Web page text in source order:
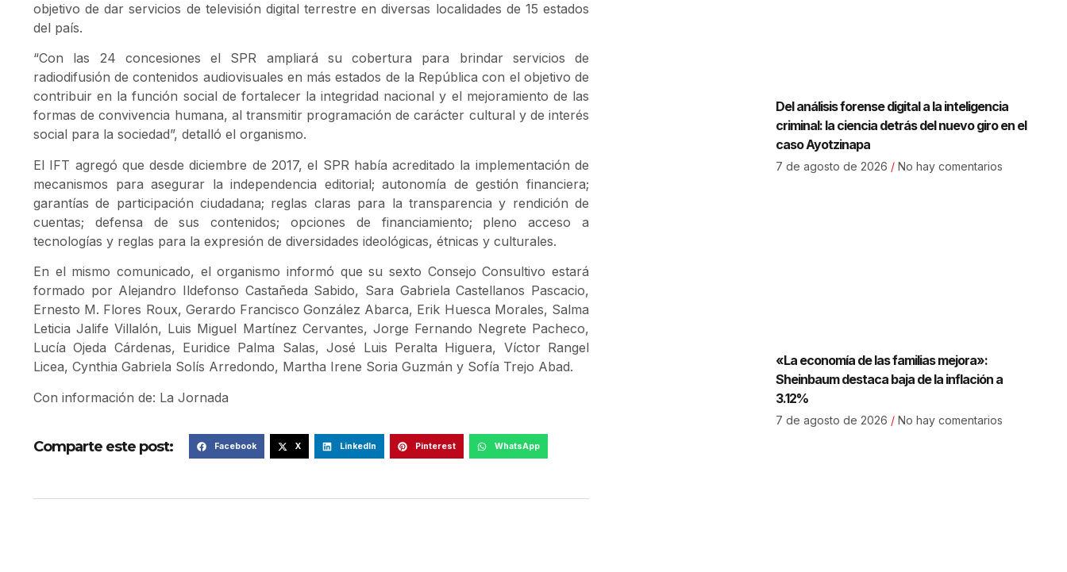
objetivo de dar servicios de televisión digital terrestre en diversas localidades de 15 estados
del país.
“Con las 24 concesiones el SPR ampliará su cobertura para brindar servicios de
radiodifusión de contenidos audiovisuales en más estados de la República con el objetivo de
contribuir en la función social de fortalecer la integridad nacional y el mejoramiento de las
formas de convivencia humana, al transmitir programación de carácter cultural y de interés
social para la sociedad”, detalló el organismo.
El IFT agregó que desde diciembre de 2017, el SPR había acreditado la implementación de
mecanismos para asegurar la independencia editorial; autonomía de gestión financiera;
garantías de participación ciudadana; reglas claras para la transparencia y rendición de
cuentas; defensa de sus contenidos; opciones de financiamiento; pleno acceso a
tecnologías y reglas para la expresión de diversidades ideológicas, étnicas y culturales.
En el mismo comunicado, el organismo informó que su sexto Consejo Consultivo estará
formado por Alejandro Ildefonso Castañeda Sabido, Sara Gabriela Castellanos Pascacio,
Ernesto M. Flores Roux, Gerardo Francisco González Abarca, Erik Huesca Morales, Salma
Leticia Jalife Villalón, Luis Miguel Martínez Cervantes, Jorge Fernando Negrete Pacheco,
Lucía Ojeda Cárdenas, Euridice Palma Salas, José Luis Peralta Higuera, Víctor Rangel
Licea, Cynthia Gabriela Solís Arredondo, Martha Irene Soria Guzmán y Sofía Trejo Abad.
Con información de: La Jornada
Comparte este post: Facebook X LinkedIn Pinterest WhatsApp
Del análisis forense digital a la inteligencia
criminal: la ciencia detrás del nuevo giro en el
caso Ayotzinapa
7 de agosto de 2026 No hay comentarios
«La economía de las familias mejora»:
Sheinbaum destaca baja de la inflación a
3.12%
7 de agosto de 2026 No hay comentarios